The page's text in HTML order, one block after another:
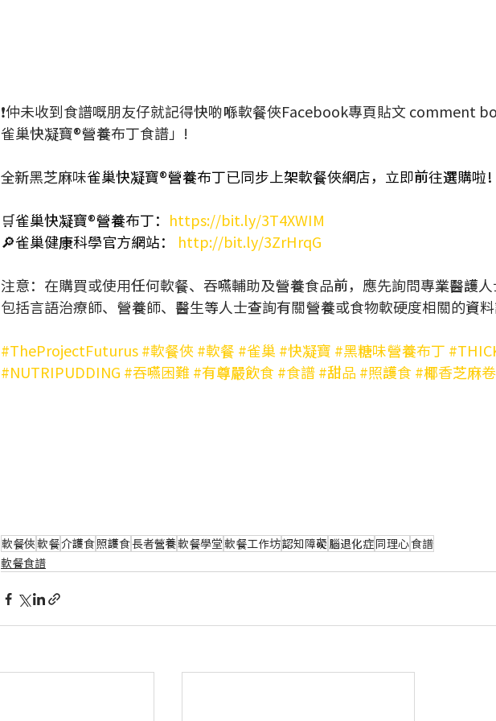
❗仲未收到食譜嘅朋友仔就記得快啲喺軟餐俠Facebook專頁貼文 comment
雀巢快凝寶®營養布丁食譜」!
全新黑芝麻味雀巢快凝寶®營養布丁已同步上架軟餐俠網店，立即前往選購啦！
🛒雀巢快凝寶®營養布丁： https://bit.ly/3T4XWIM
🔎雀巢健康科學官方網站：
http://bit.ly/3ZrHrqG
注意：在購買或使用任何軟餐、吞嚥輔助及營養食品前，應先詢問專業醫護人
包括言語治療師、營養師、醫生等人士查詢有關營養或食物軟硬度相關的資
#TheProjectFuturus#軟餐俠#軟餐 #雀巢 #快凝寶 #黑糖味營養布丁
#NUTRIPUDDING #吞嚥困難#有尊嚴飲食#食譜#甜品 #照護食#椰香芝麻卷
軟餐俠軟餐介護食照護食長者營養軟餐學堂軟餐工作坊認知障礙 腦退化症同理心食譜
軟餐食譜